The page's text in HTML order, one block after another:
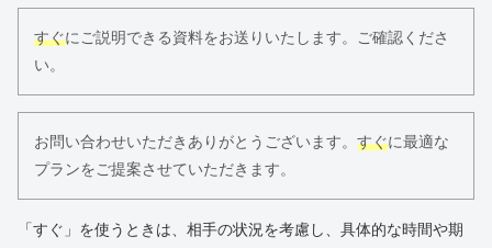
すぐにご説明できる資料をお送りいたします。ご確認くださ
い。
お問い合わせいただきありがとうございます。 すぐに最適な
プランをご提案させていただきます。
「すぐ」を使うときは、相手の状況を考慮し、具体的な時間や期